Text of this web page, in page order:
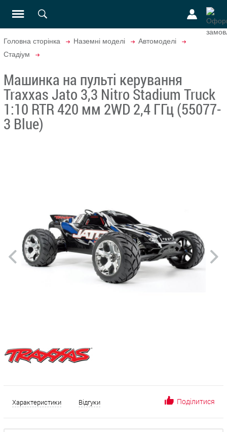
Головна сторінка Наземні моделі
Автомоделі
Стадіум
Машинка на пульті керування
Traxxas Jato 3,3 Nitro Stadium Truck
1:10 RTR 420 мм 2WD 2,4 ГГц (55077-
3 Blue)
Характеристики Відгуки Поділитися